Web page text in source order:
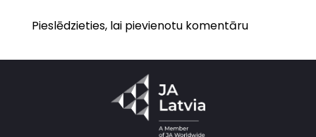
Pieslēdzieties, lai pievienotu komentāru